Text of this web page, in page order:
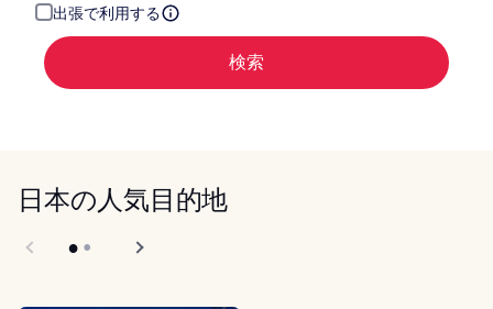
出張で利用する
検索
日本の人気目的地